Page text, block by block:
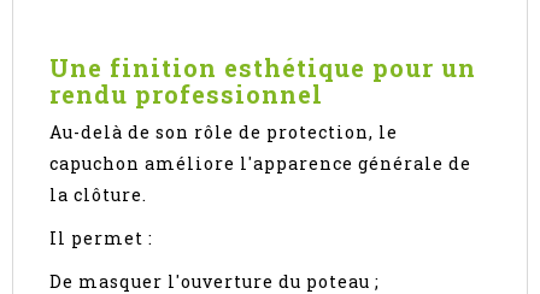
Une finition esthétique pour un
rendu professionnel
Au-delà de son rôle de protection, le
capuchon améliore l'apparence générale de
la clôture.
Il permet :
De masquer l'ouverture du poteau ;